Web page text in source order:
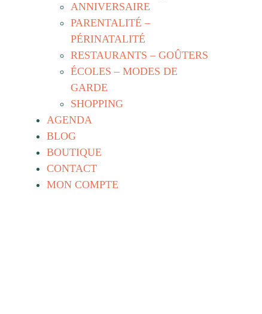
ANNIVERSAIRE
PARENTALITÉ –
PÉRINATALITÉ
RESTAURANTS – GOÛTERS
ÉCOLES – MODES DE
GARDE
SHOPPING
AGENDA
BLOG
BOUTIQUE
CONTACT
MON COMPTE